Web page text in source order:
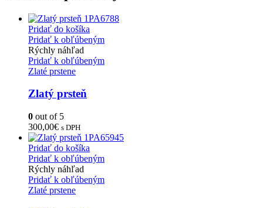
Pridať do košíka
Pridať k obľúbeným
Rýchly náhľad
Pridať k obľúbeným
Zlaté prstene
Zlatý prsteň
0 out of 5
300,00€ s DPH
Pridať do košíka
Pridať k obľúbeným
Rýchly náhľad
Pridať k obľúbeným
Zlaté prstene